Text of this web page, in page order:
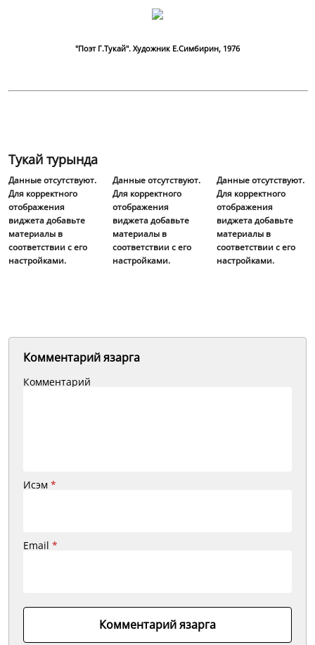
"Поэт Г.Тукай". Художник Е.Симбирин, 1976
Тукай турында
Данные отсутствуют.
Для корректного
отображения
виджета добавьте
материалы в
соответствии с его
настройками.
Данные отсутствуют.
Для корректного
отображения
виджета добавьте
материалы в
соответствии с его
настройками.
Данные отсутствуют.
Для корректного
отображения
виджета добавьте
материалы в
соответствии с его
настройками.
Комментарий язарга
Комментарий
Исэм *
Email *
Комментарий язарга